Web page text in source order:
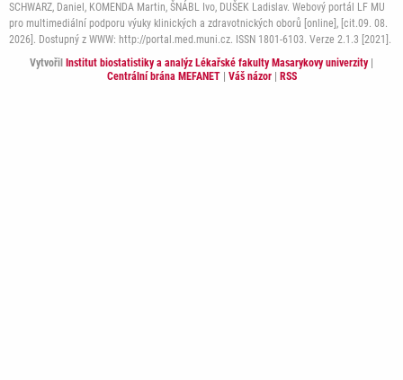
SCHWARZ, Daniel, KOMENDA Martin, ŠNÁBL Ivo, DUŠEK Ladislav. Webový portál LF MU
pro multimediální podporu výuky klinických a zdravotnických oborů [online], [cit.09. 08.
2026]. Dostupný z WWW: http://portal.med.muni.cz. ISSN 1801-6103. Verze 2.1.3 [2021].
Vytvořil
Institut biostatistiky a analýz Lékařské fakulty Masarykovy univerzity|
Centrální brána MEFANET| Váš názor| RSS